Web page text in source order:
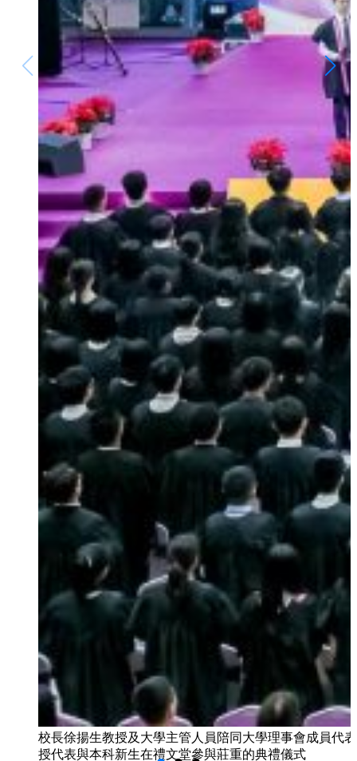
校長徐揚生教授及大學主管人員陪同大學理事會成員代
授代表與本科新生在禮文堂參與莊重的典禮儀式